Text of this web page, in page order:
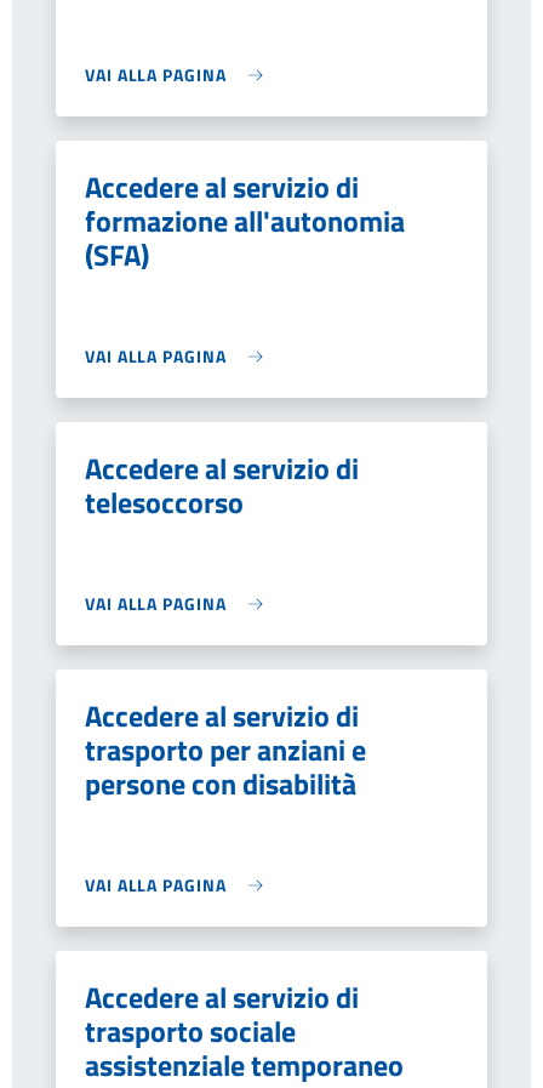
VAI ALLA PAGINA
Accedere al servizio di
formazione all'autonomia
(SFA)
VAI ALLA PAGINA
Accedere al servizio di
telesoccorso
VAI ALLA PAGINA
Accedere al servizio di
trasporto per anziani e
persone con disabilità
VAI ALLA PAGINA
Accedere al servizio di
trasporto sociale
assistenziale temporaneo